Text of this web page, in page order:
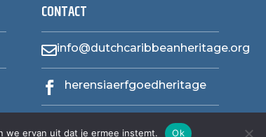
CONTACT
info@dutchcaribbeanheritage.org
 herensiaerfgoedheritage
we ervan uit dat je ermee instemt. Ok